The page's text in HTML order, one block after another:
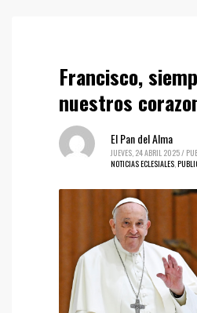
Francisco,
nuestros
El Pan del Alma
JUEVES, 24 ABRIL 2025/
NOTICIAS ECLESIALES,